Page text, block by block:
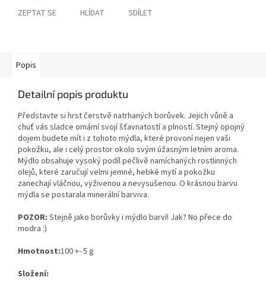
ZEPTAT SE HLÍDAT SDÍLET
Popis
Detailní popis produktu
Představte si hrst čerstvě natrhaných borůvek. Jejich vůně a
chuť vás sladce omámí svojí šťavnatostí a plností. Stejný opojný
dojem budete mít i z tohoto mýdla, které provoní nejen vaši
pokožku, ale i celý prostor okolo svým úžasným letním aroma.
Mýdlo obsahuje vysoký podíl pečlivě namíchaných rostlinných
olejů, které zaručují velmi jemné, hebké mytí a pokožku
zanechají vláčnou, vyživenou a nevysušenou. O krásnou barvu
mýdla se postarala minerální barviva.
POZOR: Stejně jako borůvky i mýdlo barví! Jak? No přece do
modra :)
Hmotnost:100 +- 5 g
Složení: